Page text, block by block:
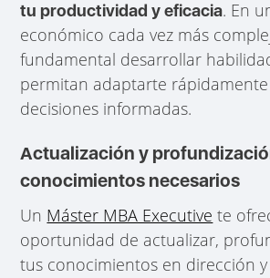
tu productividad y eficacia. En
económico cada vez más
fundamental desarrollar
permitan adaptarte
decisiones informadas.
Actualización y
conocimientos necesarios
Un Máster MBA Executive te
oportunidad de actualizar,
tus conocimientos en dirección